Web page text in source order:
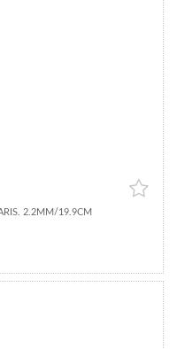
2.2MM/19.9CM